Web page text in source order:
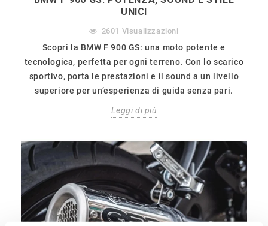
UNICI
2601 Visualizzazioni
Scopri la BMW F 900 GS: una moto potente e
tecnologica, perfetta per ogni terreno. Con lo scarico
sportivo, porta le prestazioni e il sound a un livello
superiore per un’esperienza di guida senza pari.
Leggi di più